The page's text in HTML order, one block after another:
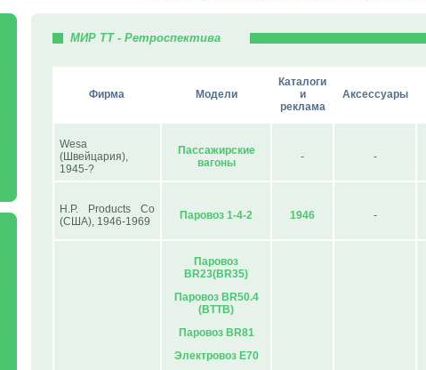
МИР ТТ - Ретроспектива
Фирма Модели
Каталоги
и
реклама
Аксессуары
Wesa
(Швейцария),
1945-?
Пассажирские
вагоны
- -
H.P. Products Co
(США), 1946-1969
Паровоз 1-4-2 1946 -
Паровоз
BR23(BR35)
Паровоз BR50.4
(ВТТВ)
Паровоз BR81
Электровоз Е70